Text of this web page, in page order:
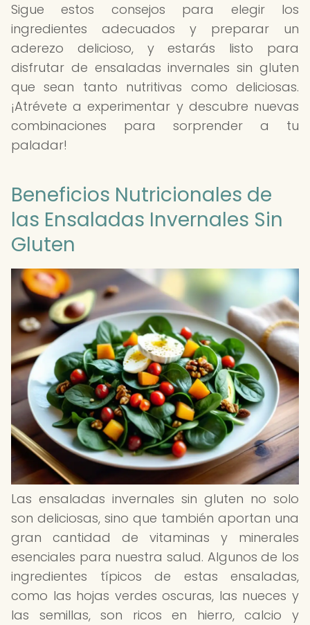
Sigue estos consejos para elegir los
ingredientes adecuados y preparar un
aderezo delicioso, y estarás listo para
disfrutar de ensaladas invernales sin gluten
que sean tanto nutritivas como deliciosas.
¡Atrévete a experimentar y descubre nuevas
combinaciones para sorprender a tu
paladar!
Beneficios Nutricionales de
las Ensaladas Invernales Sin
Gluten
Las ensaladas invernales sin gluten no solo
son deliciosas, sino que también aportan una
gran cantidad de vitaminas y minerales
esenciales para nuestra salud. Algunos de los
ingredientes típicos de estas ensaladas,
como las hojas verdes oscuras, las nueces y
las semillas, son ricos en hierro, calcio y